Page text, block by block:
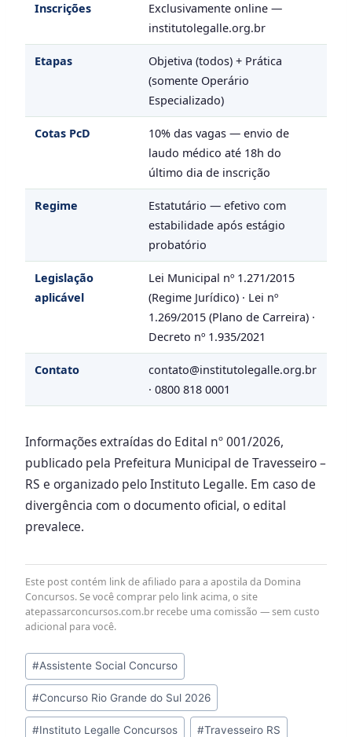
Inscrições
Exclusivamente online —
institutolegalle.org.br
Etapas
Objetiva (todos) + Prática
(somente Operário
Especializado)
Cotas PcD
10% das vagas — envio de
laudo médico até 18h do
último dia de inscrição
Regime
Estatutário — efetivo com
estabilidade após estágio
probatório
Legislação
aplicável
Lei Municipal nº 1.271/2015
(Regime Jurídico) · Lei nº
1.269/2015 (Plano de Carreira) ·
Decreto nº 1.935/2021
Contato
contato@institutolegalle.org.br
· 0800 818 0001
Informações extraídas do Edital nº 001/2026,
publicado pela Prefeitura Municipal de Travesseiro –
RS e organizado pelo Instituto Legalle. Em caso de
divergência com o documento oficial, o edital
prevalece.
Este post contém link de afiliado para a apostila da Domina
Concursos. Se você comprar pelo link acima, o site
atepassarconcursos.com.br recebe uma comissão — sem custo
adicional para você.
Tags
do
Post:
#Assistente Social Concurso
#Concurso Rio Grande do Sul 2026
#Instituto Legalle Concursos #Travesseiro RS